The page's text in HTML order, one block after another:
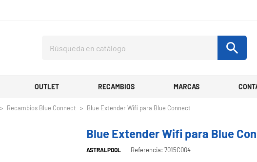

OUTLET RECAMBIOS MARCAS
Recambios Blue Connect Blue Extender Wifi para Blue Connect
Blue Extender Wifi para Blue
ASTRALPOOL Referencia: 7015C004